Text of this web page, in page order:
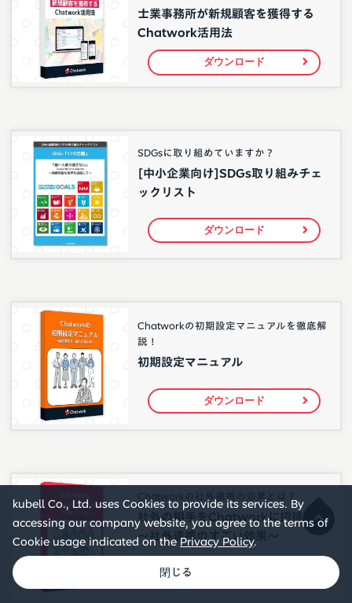
kubell Co., Ltd. uses Cookies to provide its services. By
accessing our company website, you agree to the terms of
Cookie usage indicated on the Privacy Policy.
士業事務所が新規顧客を獲得する
Chatwork活用法
ダウンロード
SDGsに取り組めていますか？
[中小企業向け]SDGs取り組みチェ
ックリスト
ダウンロード
Chatworkの初期設定マニュアルを徹底解
説！
初期設定マニュアル
ダウンロード
Chatworkの社外連携の効果とは？
社外の相手をChatworkに招待する
〜社外連携のすごい効果〜